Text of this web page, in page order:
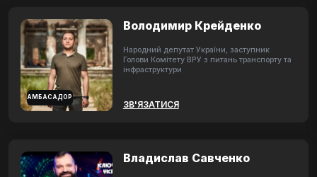
АМБАСАДОР
Володимир Крейденко
Народний депутат України, заступник
Голови Комітету ВРУ з питань транспорту та
інфраструктури
ЗВ'ЯЗАТИСЯ
Владислав Савченко